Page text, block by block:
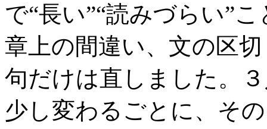
で“長い”“読みづらい”
章上の間違い、文の区
句だけは直しました。
少し変わるごとに、そ